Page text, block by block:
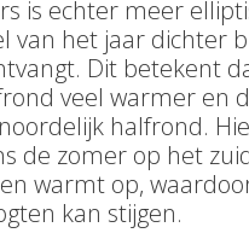
is echter meer
van het jaar dichter
Dit betekent
veel warmer en
halfrond.
de zomer op het
warmt op,
kan stijgen.